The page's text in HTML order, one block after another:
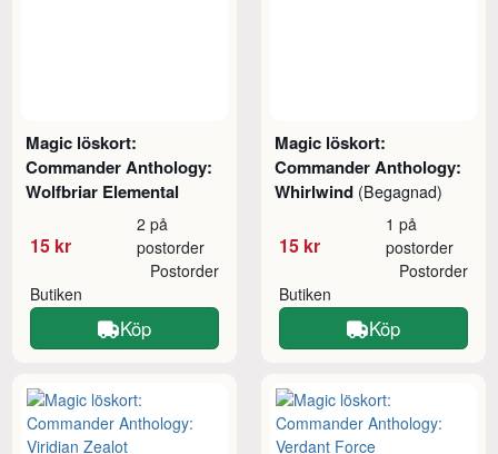
Magic löskort:
Commander Anthology:
Wolfbriar Elemental
15 kr
2 på
postorder
Butiken
Postorder
Köp
Magic löskort:
Commander Anthology:
Whirlwind (Begagnad)
15 kr
1 på
postorder
Butiken
Postorder
Köp